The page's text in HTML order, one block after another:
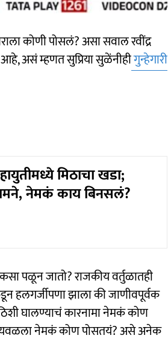
कोणी पोसलं? असा सवाल रवींद्र
असं म्हणत सुप्रिया सुळेंनीहीगुन्हेगारी
मिठाचा खडा;
नेमकं काय बिनसलं?
पळून जातो? राजकीय वर्तुळातही
हलगर्जीपणा झाला की जाणीवपूर्वक
घालण्याचं कारनामा नेमकं कोण
नेमकं कोण पोसतयं? असे अनेक